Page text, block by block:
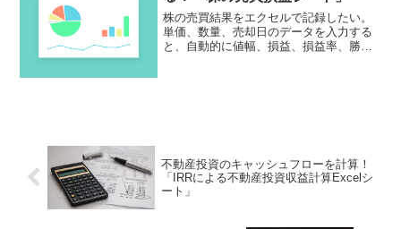
株の売買結果をエクセルで記録したい。
単価、数量、売却日のデータを入力する
と、自動的に値幅、損益、損益率、勝
不動産投資のキャッシュフローを計算！
「IRRによる不動産投資収益計算Excelシ
ート」